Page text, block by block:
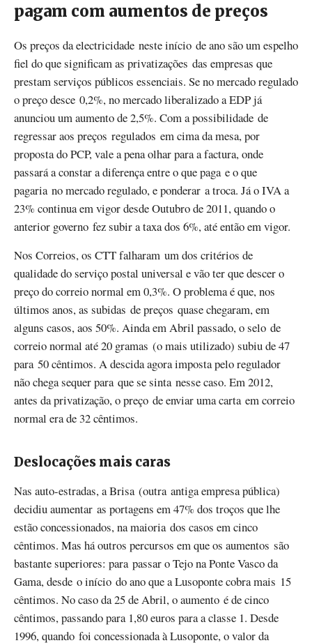
pagam com aumentos de preços
Os preços da electricidade neste início de ano são um espelho
fiel do que significam as privatizações das empresas que
prestam serviços públicos essenciais. Se no mercado regulado
o preço desce 0,2%, no mercado liberalizado a EDP já
anunciou um aumento de 2,5%. Com a possibilidade de
regressar aos preços regulados em cima da mesa, por
proposta do PCP, vale a pena olhar para a factura, onde
passará a constar a diferença entre o que paga e o que
pagaria no mercado regulado, e ponderar a troca. Já o IVA a
23% continua em vigor desde Outubro de 2011, quando o
anterior governo fez subir a taxa dos 6%, até então em vigor.
Nos Correios, os CTT falharam um dos critérios de
qualidade do serviço postal universal e vão ter que descer o
preço do correio normal em 0,3%. O problema é que, nos
últimos anos, as subidas de preços quase chegaram, em
alguns casos, aos 50%. Ainda em Abril passado, o selo de
correio normal até 20 gramas (o mais utilizado) subiu de 47
para 50 cêntimos. A descida agora imposta pelo regulador
não chega sequer para que se sinta nesse caso. Em 2012,
antes da privatização, o preço de enviar uma carta em correio
normal era de 32 cêntimos.
Deslocações mais caras
Nas auto-estradas, a Brisa (outra antiga empresa pública)
decidiu aumentar as portagens em 47% dos troços que lhe
estão concessionados, na maioria dos casos em cinco
cêntimos. Mas há outros percursos em que os aumentos são
bastante superiores: para passar o Tejo na Ponte Vasco da
Gama, desde o início do ano que a Lusoponte cobra mais 15
cêntimos. No caso da 25 de Abril, o aumento é de cinco
cêntimos, passando para 1,80 euros para a classe 1. Desde
1996, quando foi concessionada à Lusoponte, o valor da